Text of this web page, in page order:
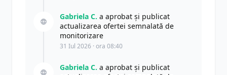
Gabriela C. a aprobat și publicat
actualizarea ofertei semnalată de
monitorizare
31 Iul 2026 · ora 08:40
Gabriela C. a aprobat și publicat